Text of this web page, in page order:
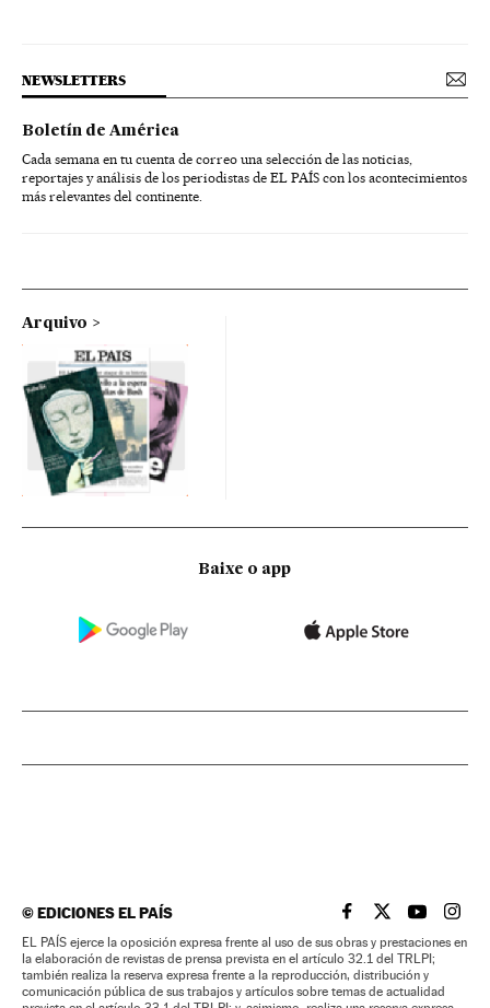
NEWSLETTERS
Boletín de América
Cada semana en tu cuenta de correo una selección de las noticias,
reportajes y análisis de los periodistas de EL PAÍS con los acontecimientos
más relevantes del continente.
Arquivo
Baixe o app
©EDICIONES EL PAÍS EL PAÍS BRASIL EN
EL PAÍSEL PAÍS
EL
EL PAÍS ejerce la oposición expresa frente al uso de sus obras y prestaciones en
la elaboración de revistas de prensa prevista en el artículo 32.1 del TRLPI;
también realiza la reserva expresa frente a la reproducción, distribución y
comunicación pública de sus trabajos y artículos sobre temas de actualidad